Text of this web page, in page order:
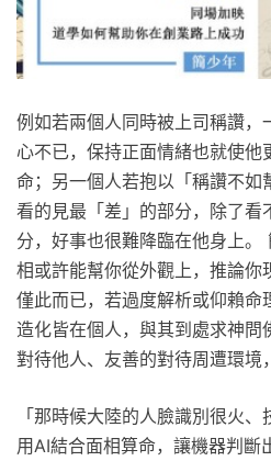
例如若兩個人同時被上司稱讚，
心不已，保持正面情緒也就使他
命；另一個人若抱以「稱讚不如
看的見最「差」的部分，除了看
分，好事也很難降臨在他身上
相或許能幫你從外觀上，推論你
僅此而已，若過度解析或仰賴命
造化皆在個人，與其到處求神問
對待他人、友善的對待周遭環境
「那時候大陸的人臉識別很火
用AI結合面相算命，讓機器判斷